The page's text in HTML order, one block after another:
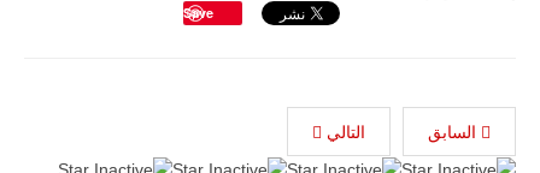
Save
السابق التالي